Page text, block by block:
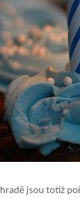
jsou totiž